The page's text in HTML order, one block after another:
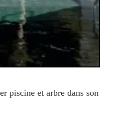
piscine et arbre dans son